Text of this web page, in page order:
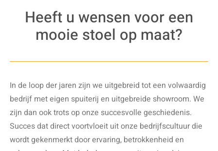
Heeft u wensen voor een
mooie stoel op maat?
In de loop der jaren zijn we uitgebreid tot een volwaardig
bedrijf met eigen spuiterij en uitgebreide showroom. We
zijn dan ook trots op onze succesvolle geschiedenis.
Succes dat direct voortvloeit uit onze bedrijfscultuur die
wordt gekenmerkt door ervaring, betrokkenheid en